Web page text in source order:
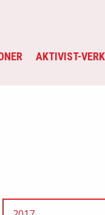
AKTIVIST-